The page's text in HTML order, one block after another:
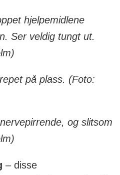
hjelpemidlene
Ser veldig tungt ut.
på plass. (Foto:
og slitsom
– disse